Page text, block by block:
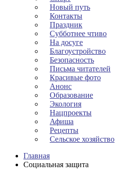
Новый путь
Контакты
Праздник
Субботнее чтиво
На досуге
Благоустройство
Безопасность
Письма читателей
Красивые фото
Анонс
Образование
Экология
Нацпроекты
Афиша
Рецепты
Сельское хозяйство
Главная
Социальная защита